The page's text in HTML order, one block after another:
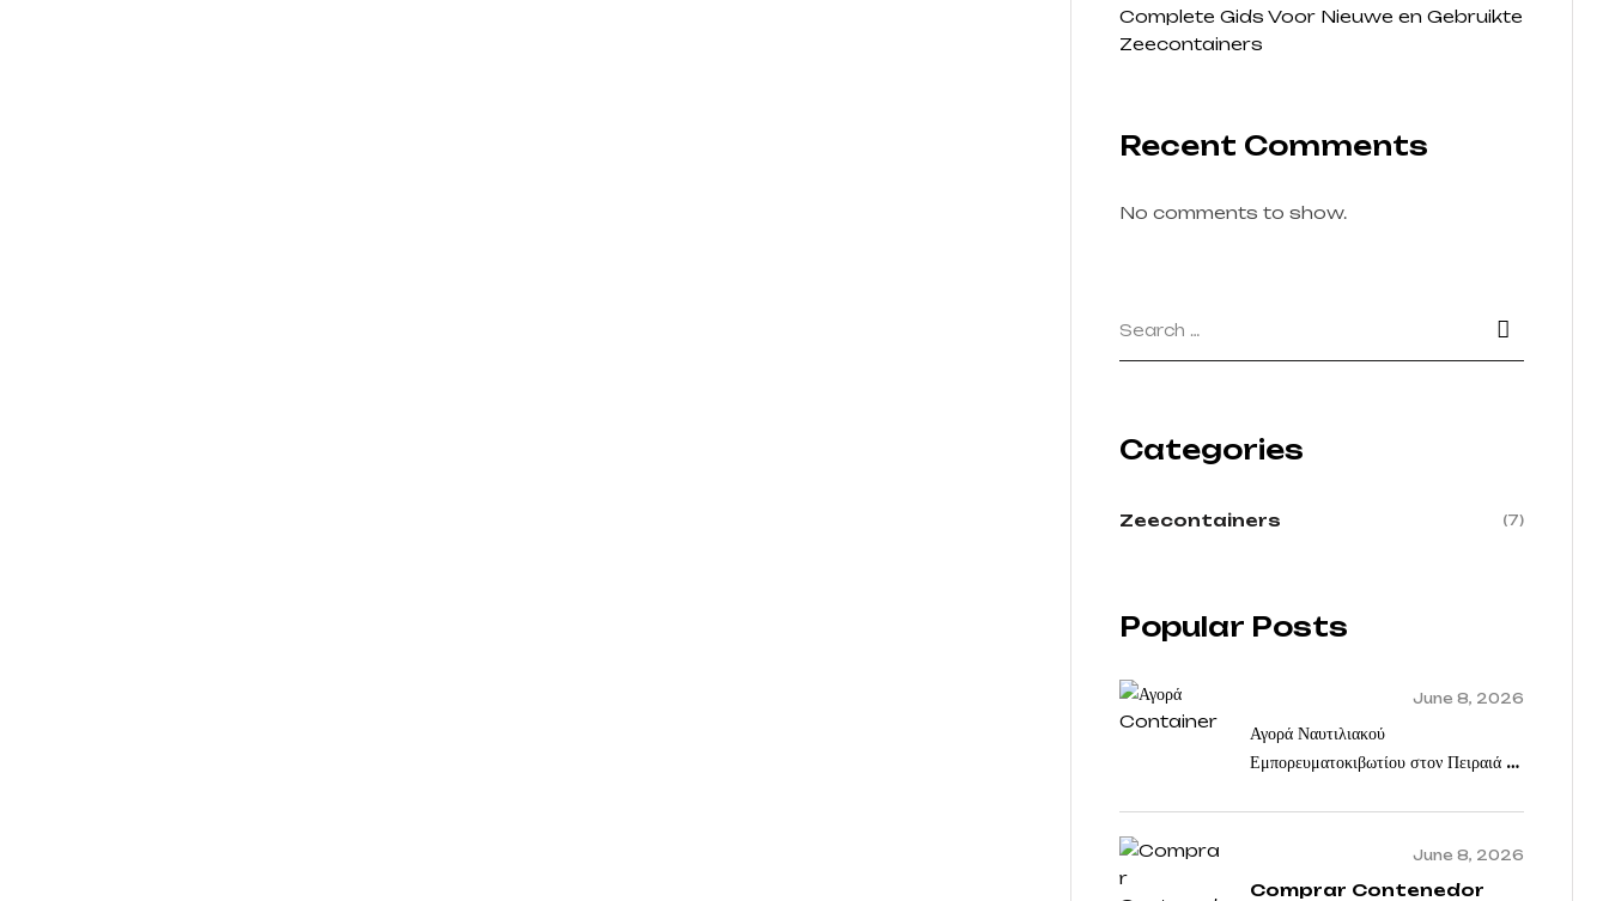
Complete Gids Voor Nieuwe en Gebruikte
Zeecontainers
Recent Comments
No comments to show.
Categories
Zeecontainers (7)
Popular Posts
June 8, 2026
Αγορά Ναυτιλιακού
Εμπορευματοκιβωτίου στον Πειραιά –
Containers
June 8, 2026
Comprar Contenedor